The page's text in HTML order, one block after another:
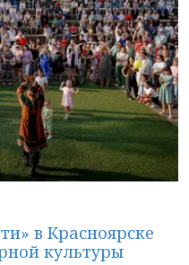
в Красноярске
культуры